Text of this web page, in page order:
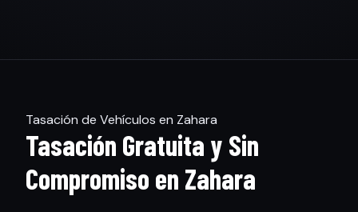
Tasación de Vehículos en Zahara
Tasación Gratuita y Sin
Compromiso en Zahara